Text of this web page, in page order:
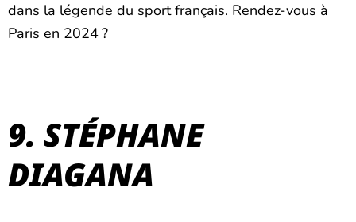
dans la légende du sport français. Rendez-vous à
Paris en 2024 ?
9. STÉPHANE
DIAGANA